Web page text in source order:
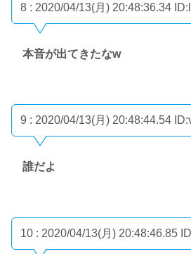
8 : 2020/04/13(月) 20:48:36.34
本音が出てきたなw
9 : 2020/04/13(月) 20:48:44.54
誰だよ
10 : 2020/04/13(月) 20:48:46.85